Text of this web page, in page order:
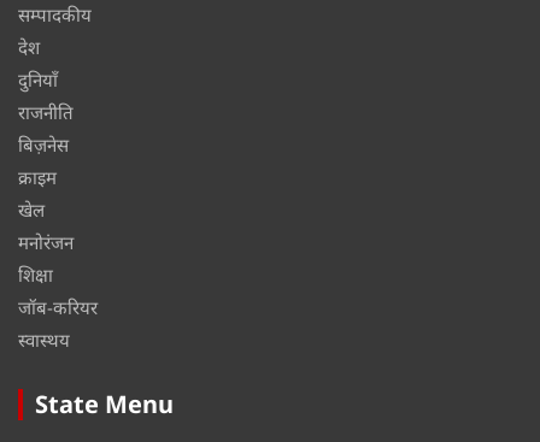
सम्पादकीय
देश
दुनियाँ
राजनीति
बिज़नेस
क्राइम
खेल
मनोरंजन
शिक्षा
जॉब-करियर
स्वास्थय
State Menu